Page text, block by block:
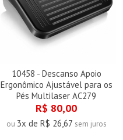
10458 - Descanso Apoio
Ergonômico Ajustável para os
Pés Multilaser AC279
R$ 80,00
ou 3x de R$ 26,67 sem juros